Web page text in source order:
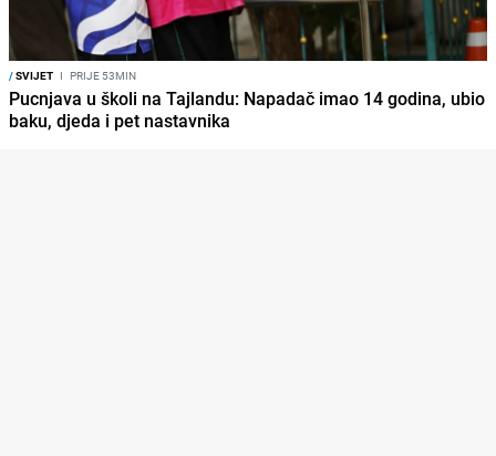
/SVIJET I PRIJE 53MIN
Pucnjava u školi na Tajlandu: Napadač imao 14 godina, ubio
baku, djeda i pet nastavnika